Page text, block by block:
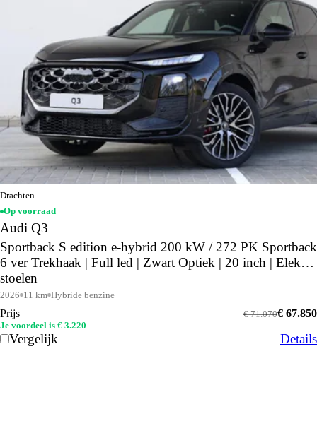
Drachten
Op voorraad
Audi Q3
Sportback S edition e-hybrid 200 kW / 272 PK Sportback
6 ver Trekhaak | Full led | Zwart Optiek | 20 inch | Elektr.
stoelen
2026 11 km Hybride benzine
Prijs € 67.850
€ 71.070
Je voordeel is € 3.220
Vergelijk Details